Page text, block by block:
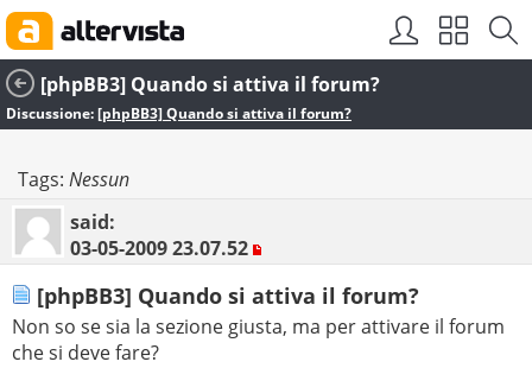
[phpBB3] Quando si attiva il forum?
Discussione:[phpBB3] Quando si attiva il forum?
Tags: Nessun
said:
03-05-200923.07.52
[phpBB3] Quando si attiva il forum?
Non so se sia la sezione giusta, ma per attivare il forum
che si deve fare?